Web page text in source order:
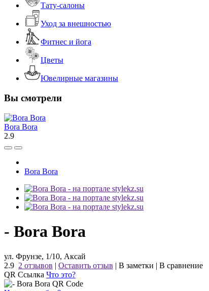
Тату-салоны
Уход за внешностью
Фитнес и йога
Цветы
Ювелирные магазины
Вы смотрели
Bora Bora
2.9
Bora Bora
- Bora Bora
ул. Фрунзе, 1/10, Аксай
2.9 2 отзывов | Оставить отзыв | В заметки | В сравнение
QR Ссылка Что это?